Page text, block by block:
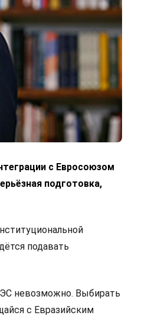
с Евросоюзом
подготовка,
подавать
невозможно. Выбирать
с Евразийским